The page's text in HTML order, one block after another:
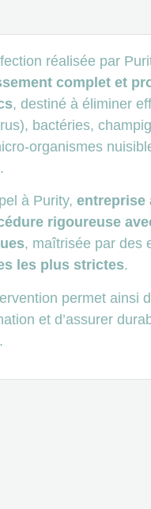
réalisée par
complet et
, destiné à éliminer
bactéries,
organismes
à Purity, entreprise
rigoureuse
, maîtrisée par des
les plus strictes.
permet ainsi
et d’assurer